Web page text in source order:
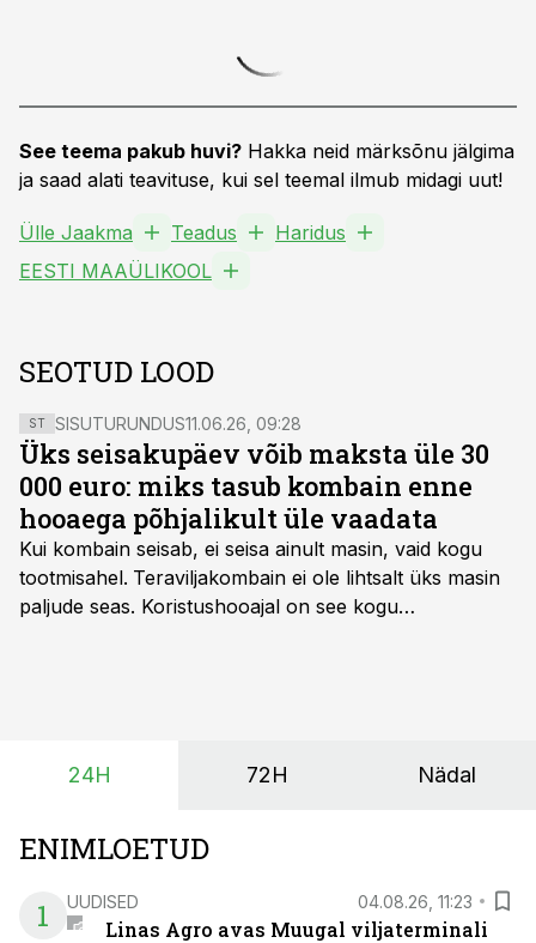
See teema pakub huvi? Hakka neid märksõnu jälgima
ja saad alati teavituse, kui sel teemal ilmub midagi uut!
Ülle Jaakma Teadus
Haridus
EESTI MAAÜLIKOOL
SEOTUD LOOD
ST SISUTURUNDUS11.06.26, 09:28
Üks seisakupäev võib maksta üle 30
000 euro: miks tasub kombain enne
hooaega põhjalikult üle vaadata
Kui kombain seisab, ei seisa ainult masin, vaid kogu
tootmisahel. Teraviljakombain ei ole lihtsalt üks masin
paljude seas. Koristushooajal on see kogu
24H 72H Nädal
ENIMLOETUD
1
UUDISED 04.08.26, 11:23
Linas Agro avas Muugal viljaterminali